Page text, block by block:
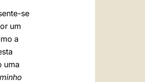
se
um
a
uma